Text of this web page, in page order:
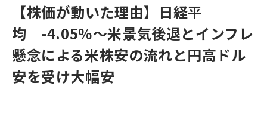
【株価が動いた理由】日経平
均 -4.05％～米景気後退とインフレ
懸念による米株安の流れと円高ドル
安を受け大幅安